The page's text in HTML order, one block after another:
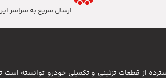
ارسال سریع به سراسر
از قطعات تزئینی و تکمیلی خودرو توانسته